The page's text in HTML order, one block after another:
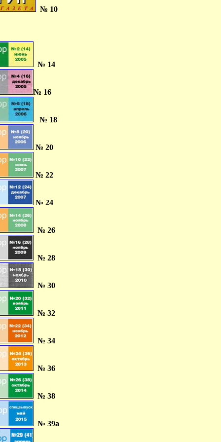
№ 10
№ 14
№ 16
№ 18
№ 20
№ 22
№ 24
№ 26
№ 28
№ 30
№ 32
№ 34
№ 36
№ 38
№ 39а